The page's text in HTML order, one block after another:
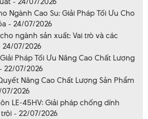
Ngành Cao Su: Giải Pháp Tối Ưu Cho
- 24/07/2026
ngành sản xuất: Vai trò và các
07/2026
Pháp Tối Ưu Nâng Cao Chất Lượng
22/07/2026
Nâng Cao Chất Lượng Sản Phẩm
2026
LE-45HV: Giải pháp chống dính
- 22/07/2026